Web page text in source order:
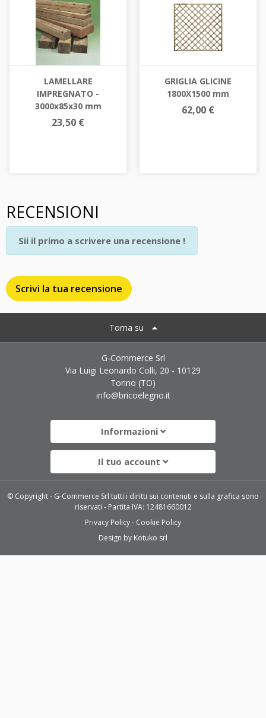
LAMELLARE
IMPREGNATO -
3000x85x30 mm
23,50 €
GRIGLIA GLICINE
1800X1500 mm
62,00 €
RECENSIONI
Scrivi la tua recensione
Sii il primo a scrivere una recensione !
Torna su
G-Commerce Srl
Via Luigi Leonardo Colli, 20 - 10129
Torino (TO)
info@bricoelegno.it
Informazioni
Il tuo account
© Copyright - G-Commerce Srl tutti i diritti sui contenuti e sulla grafica sono
riservati - Partita IVA: 12481660012
Privacy Policy
Cookie Policy
Design by Kotuko srl